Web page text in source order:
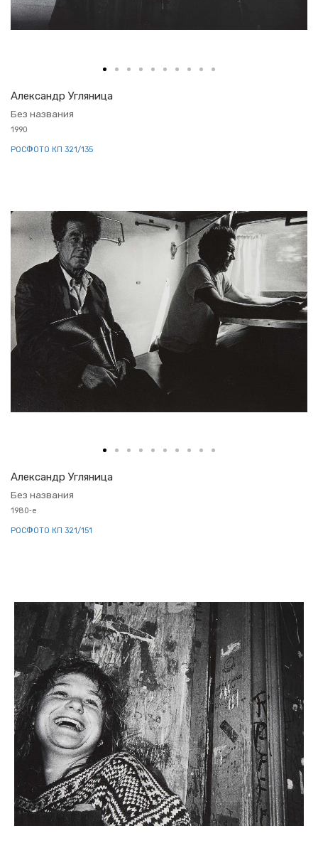
Алек­сандр Уг­ля­ни­ца
Без на­зва­ния
1990
РОС­ФО­ТО КП 321/135
Алек­сандр Уг­ля­ни­ца
Без на­зва­ния
1980‑е
РОС­ФО­ТО КП 321/151